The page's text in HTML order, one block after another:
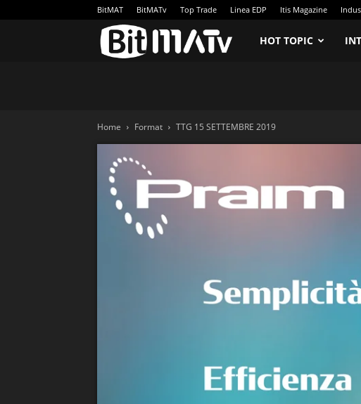
BitMAT BitMATv Top Trade Linea EDP Itis Magazine
BitMATv
HOT TOPIC
Home Format TTG 15 SETTEMBRE 2019